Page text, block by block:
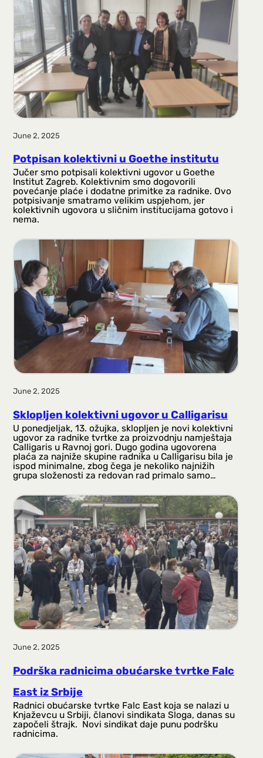
June 2, 2025
Potpisan kolektivni u Goethe institutu
Jučer smo potpisali kolektivni ugovor u Goethe
Institut Zagreb. Kolektivnim smo dogovorili
povećanje plaće i dodatne primitke za radnike. Ovo
potpisivanje smatramo velikim uspjehom, jer
kolektivnih ugovora u sličnim institucijama gotovo i
nema.
June 2, 2025
Sklopljen kolektivni ugovor u Calligarisu
U ponedjeljak, 13. ožujka, sklopljen je novi kolektivni
ugovor za radnike tvrtke za proizvodnju namještaja
Calligaris u Ravnoj gori. Dugo godina ugovorena
plaća za najniže skupine radnika u Calligarisu bila je
ispod minimalne, zbog čega je nekoliko najnižih
grupa složenosti za redovan rad primalo samo…
June 2, 2025
Podrška radnicima obućarske tvrtke Falc
East iz Srbije
Radnici obućarske tvrtke Falc East koja se nalazi u
Knjaževcu u Srbiji, članovi sindikata Sloga, danas su
započeli štrajk. Novi sindikat daje punu podršku
radnicima.